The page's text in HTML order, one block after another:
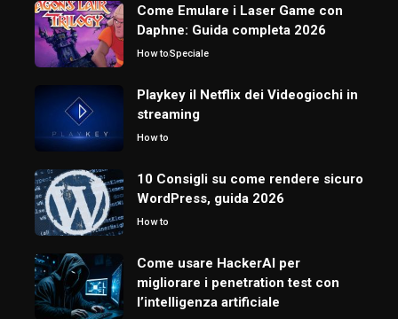
Come Emulare i Laser Game con
Daphne: Guida completa 2026
How toSpeciale
Playkey il Netflix dei Videogiochi in
streaming
How to
10 Consigli su come rendere sicuro
WordPress, guida 2026
How to
Come usare HackerAI per
migliorare i penetration test con
l’intelligenza artificiale